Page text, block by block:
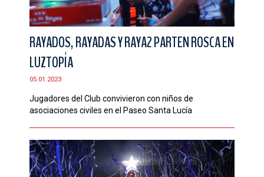
RAYADOS, RAYADAS Y RAYA2 PARTEN ROSCA EN
LUZTOPÍA
05.01.2023
Jugadores del Club convivieron con niños de
asociaciones civiles en el Paseo Santa Lucía